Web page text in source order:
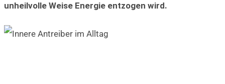
unheilvolle Weise Energie entzogen wird.